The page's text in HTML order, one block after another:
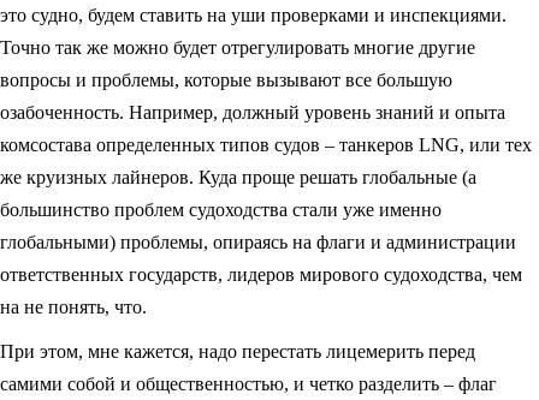
это судно, будем ставить на уши проверками и инспекциями.
Точно так же можно будет отрегулировать многие другие
вопросы и проблемы, которые вызывают все большую
озабоченность. Например, должный уровень знаний и опыта
комсостава определенных типов судов – танкеров LNG, или тех
же круизных лайнеров. Куда проще решать глобальные (а
большинство проблем судоходства стали уже именно
глобальными) проблемы, опираясь на флаги и администрации
ответственных государств, лидеров мирового судоходства, чем
на не понять, что.
При этом, мне кажется, надо перестать лицемерить перед
самими собой и общественностью, и четко разделить – флаг